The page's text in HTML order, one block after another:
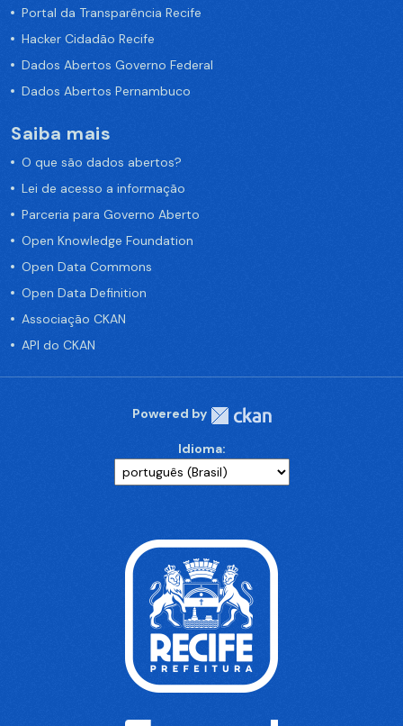
Portal da Transparência Recife
Hacker Cidadão Recife
Dados Abertos Governo Federal
Dados Abertos Pernambuco
Saiba mais
O que são dados abertos?
Lei de acesso a informação
Parceria para Governo Aberto
Open Knowledge Foundation
Open Data Commons
Open Data Definition
Associação CKAN
API do CKAN
Powered by
Idioma